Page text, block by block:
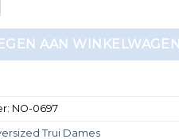
AAN WINKELWAGEN
NO-0697
Trui Dames